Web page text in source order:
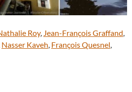
Roy, Jean-François Graffand
Nasser Kaveh François Quesnel